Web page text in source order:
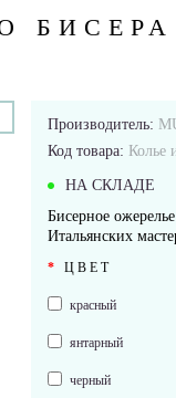
Производитель:
Код товара: Колье
НА СКЛАДЕ
Бисерное
Итальянских
ЦВЕТ
красный
янтарный
черный